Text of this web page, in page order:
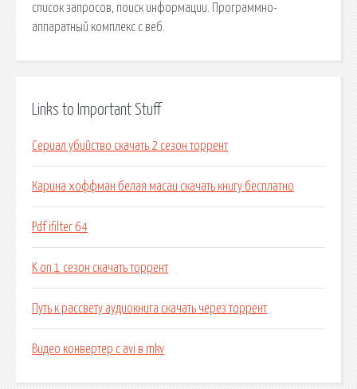
список запросов, поиск информации. Программно-
аппаратный комплекс с веб.
Links to Important Stuff
Сериал убийство скачать 2 сезон торрент
Карина хоффман белая масаи скачать книгу бесплатно
Pdf ifilter 64
K on 1 сезон скачать торрент
Путь к рассвету аудиокнига скачать через торрент
Видео конвертер с avi в mkv